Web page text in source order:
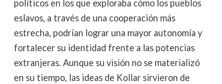
políticos en los que exploraba cómo los pueblos
eslavos, a través de una cooperación más
estrecha, podrían lograr una mayor autonomía y
fortalecer su identidad frente a las potencias
extranjeras. Aunque su visión no se materializó
en su tiempo, las ideas de Kollar sirvieron de